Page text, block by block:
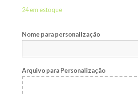
24 em estoque
Nome para personalização
Arquivo para Personalização